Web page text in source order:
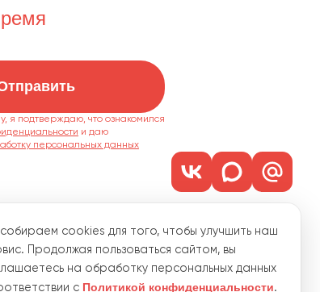
я подтверждаю, что ознакомился
персональных данных
15
cookies для того, чтобы улучшить наш
Продолжая пользоваться сайтом, вы
на обработку персональных данных
с Политикой конфиденциальности.